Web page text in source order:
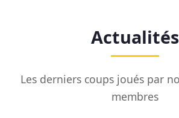
Actualités
Les derniers coups joués par
membres